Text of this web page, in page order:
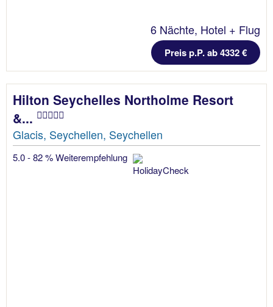
6 Nächte, Hotel + Flug
Preis p.P. ab 4332 €
Hilton Seychelles Northolme Resort
&...
Glacis, Seychellen, Seychellen
5.0 - 82 % Weiterempfehlung